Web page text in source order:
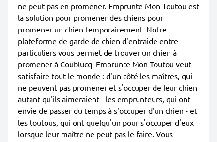
ne peut pas en promener. Emprunte Mon Toutou est
la solution pour promener des chiens pour
promener un chien temporairement. Notre
plateforme de garde de chien d'entraide entre
particuliers vous permet de trouver un chien à
promener à Coublucq. Emprunte Mon Toutou veut
satisfaire tout le monde : d'un côté les maîtres, qui
ne peuvent pas promener et s'occuper de leur chien
autant qu'ils aimeraient - les emprunteurs, qui ont
envie de passer du temps à s'occuper d'un chien - et
les toutous, qui ont quelqu'un pour s'occuper d'eux
lorsque leur maître ne peut pas le faire. Vous